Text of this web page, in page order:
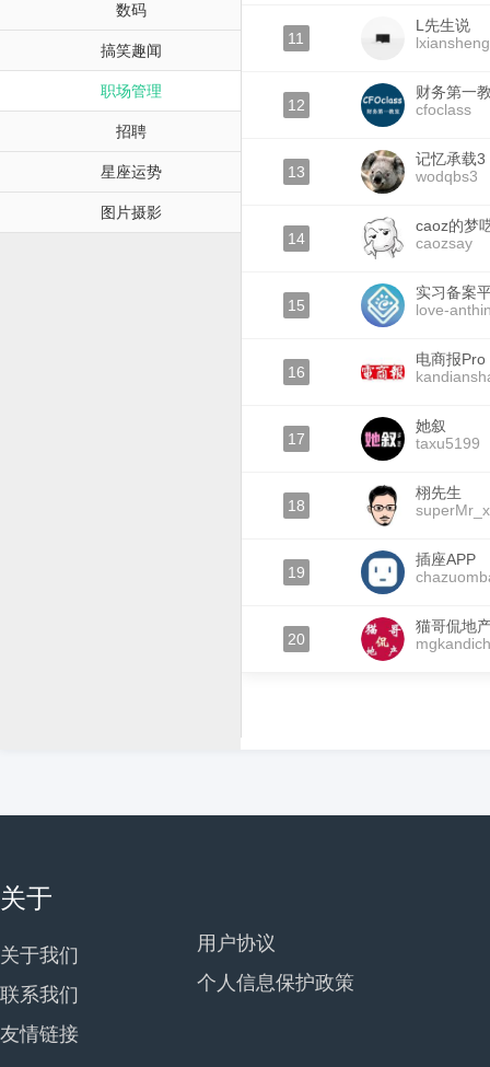
数码
搞笑趣闻
职场管理
招聘
星座运势
图片摄影
11
L先生说
12
财务第一
cfoclass
13
记忆承载3
wodqbs3
14
caoz的梦
caozsay
15
实习备案
love-
16
电商报Pro
17
她叙
taxu5199
18
栩先生
19
插座APP
20
猫哥侃地
关于
关于我们
联系我们
友情链接
用户协议
个人信息保护政策